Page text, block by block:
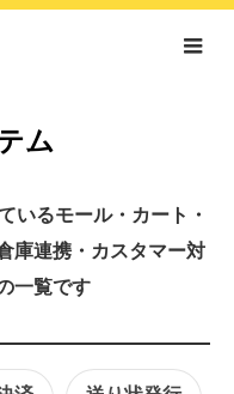
ム
いるモール・カート・
庫連携・カスタマー対
一覧です